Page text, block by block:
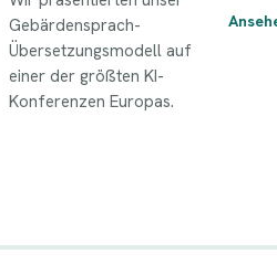
Gebärdensprach-
Übersetzungsmodell auf
einer der größten KI-
Konferenzen Europas.